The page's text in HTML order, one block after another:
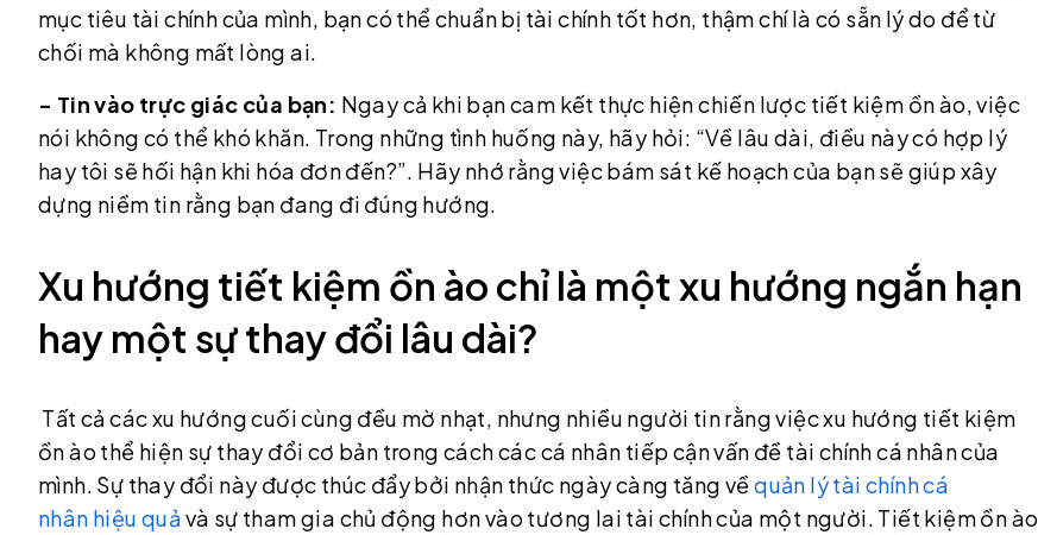
mục tiêu tài chính của mình, bạn có thể chuẩn bị tài chính tốt hơn, thậm chí là có sẵn lý do để từ
chối mà không mất lòng ai.
- Tin vào trực giác của bạn: Ngay cả khi bạn cam kết thực hiện chiến lược tiết kiệm ồn ào, việc
nói không có thể khó khăn. Trong những tình huống này, hãy hỏi: “Về lâu dài, điều này có hợp lý
hay tôi sẽ hối hận khi hóa đơn đến?”. Hãy nhớ rằng việc bám sát kế hoạch của bạn sẽ giúp xây
dựng niềm tin rằng bạn đang đi đúng hướng.
Xu hướng tiết kiệm ồn ào chỉ là một xu hướng ngắn hạn
hay một sự thay đổi lâu dài?
Tất cả các xu hướng cuối cùng đều mờ nhạt, nhưng nhiều người tin rằng việc xu hướng tiết kiệm
ồn ào thể hiện sự thay đổi cơ bản trong cách các cá nhân tiếp cận vấn đề tài chính cá nhân của
mình. Sự thay đổi này được thúc đẩy bởi nhận thức ngày càng tăng vềquản lý tài chính cá
nhân hiệu quả và sự tham gia chủ động hơn vào tương lai tài chính của một người. Tiết kiệm ồn ào